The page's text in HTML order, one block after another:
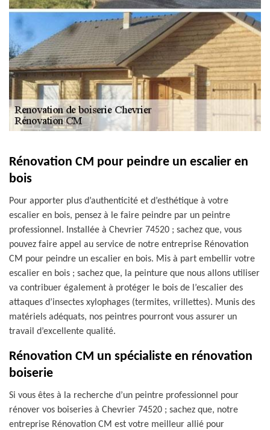
Rénovation CM pour peindre un escalier en
bois
Pour apporter plus d’authenticité et d’esthétique à votre
escalier en bois, pensez à le faire peindre par un peintre
professionnel. Installée à Chevrier 74520 ; sachez que, vous
pouvez faire appel au service de notre entreprise Rénovation
CM pour peindre un escalier en bois. Mis à part embellir votre
escalier en bois ; sachez que, la peinture que nous allons utiliser
va contribuer également à protéger le bois de l’escalier des
attaques d’insectes xylophages (termites, vrillettes). Munis des
matériels adéquats, nos peintres pourront vous assurer un
travail d’excellente qualité.
Rénovation CM un spécialiste en rénovation
boiserie
Si vous êtes à la recherche d’un peintre professionnel pour
rénover vos boiseries à Chevrier 74520 ; sachez que, notre
entreprise Rénovation CM est votre meilleur allié pour